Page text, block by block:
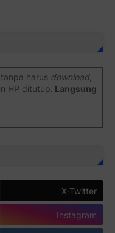
harus download,
HP ditutup. Langsung
X-Twitter
Instagram